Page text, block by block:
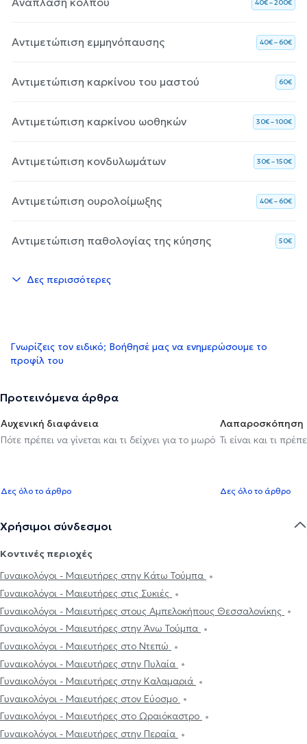
40€ – 200€
Αντιμετώπιση εμμηνόπαυσης 40€ – 60€
Αντιμετώπιση καρκίνου του μαστού 60€
Αντιμετώπιση καρκίνου ωοθηκών 30€ – 100€
Αντιμετώπιση κονδυλωμάτων 30€ – 150€
Αντιμετώπιση ουρολοίμωξης 40€ – 60€
Αντιμετώπιση παθολογίας της κύησης 50€
Δες περισσότερες
Γνωρίζεις τον ειδικό; Βοήθησέ μας να ενημερώσουμε το
προφίλ του
Προτεινόμενα άρθρα
Αυχενική διαφάνεια
Πότε πρέπει να γίνεται και τι δείχνει για το μωρό
Δες όλο το άρθρο
Λαπαροσκόπηση
Τι είναι και τι
Δες όλο το άρθρο
Χρήσιμοι σύνδεσμοι
Κοντινές περιοχές
Γυναικολόγοι - Μαιευτήρες στην Κάτω Τούμπα
Γυναικολόγοι - Μαιευτήρες στις Συκιές
Γυναικολόγοι - Μαιευτήρες στους Αμπελοκήπους Θεσσαλονίκης
Γυναικολόγοι - Μαιευτήρες στην Άνω Τούμπα
Γυναικολόγοι - Μαιευτήρες στο Ντεπώ
Γυναικολόγοι - Μαιευτήρες στην Πυλαία
Γυναικολόγοι - Μαιευτήρες στην Καλαμαριά
Γυναικολόγοι - Μαιευτήρες στον Εύοσμο
Γυναικολόγοι - Μαιευτήρες στο Ωραιόκαστρο
Γυναικολόγοι - Μαιευτήρες στην Περαία